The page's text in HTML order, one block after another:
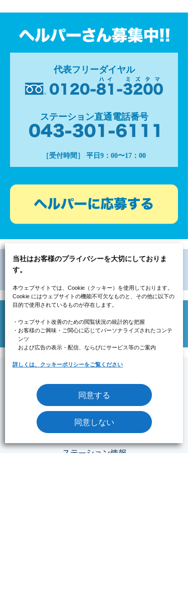
代表フリーダイヤル
ステーション直通電話番号
［受付時間］ 平日9：00〜17：00
みずたま介護ステーションについて
6つの魅力
ステーション情報
当社はお客様のプライバシーを大切にしておりま
す。
本ウェブサイトでは、Cookie（クッキー）を使用しております。
Cookie にはウェブサイトの機能不可欠なものと、その他に以下の
目的で使用されているものが存在します。
・ウェブサイト改善のための閲覧状況の統計的な把握
・お客様のご興味・ご関心に応じてパーソナライズされたコンテ
ンツ
および広告の表示・配信、ならびにサービス等のご案内
詳しくは、クッキーポリシーをご覧ください
同意する
同意しない